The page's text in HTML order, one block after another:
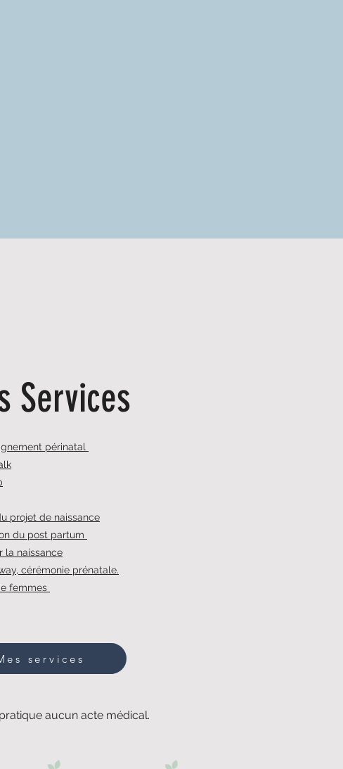
Services
périnatal
projet de naissance
du post partum
la naissance
cérémonie prénatale.
femmes
services
aucun acte médical.